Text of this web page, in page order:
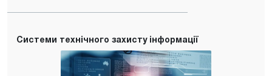
Системи технічного захисту інформації